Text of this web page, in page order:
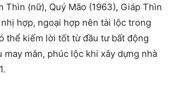
Thìn (nữ), Quý Mão (1963), Giáp Thìn
hợp, ngoại hợp nên tài lộc trong
thể kiếm lời tốt từ đầu tư bất động
may mắn, phúc lộc khi xây dựng nhà